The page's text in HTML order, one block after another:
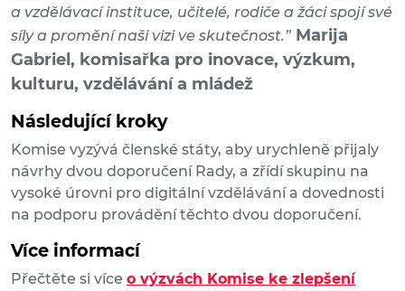
a vzdělávací instituce, učitelé, rodiče a žáci spojí své
síly a promění naši vizi ve skutečnost.” Marija
Gabriel, komisařka pro inovace, výzkum,
kulturu, vzdělávání a mládež
Následující kroky
Komise vyzývá členské státy, aby urychleně přijaly
návrhy dvou doporučení Rady, a zřídí skupinu na
vysoké úrovni pro digitální vzdělávání a dovednosti
na podporu provádění těchto dvou doporučení.
Více informací
Přečtěte si více o výzvách Komise ke zlepšení